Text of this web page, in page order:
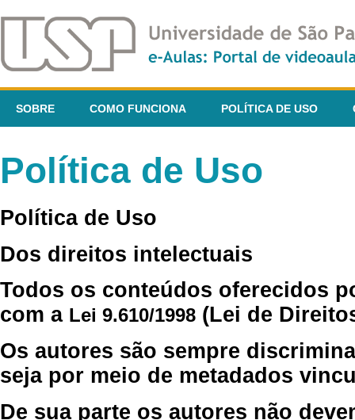
SOBRE COMO FUNCIONA POLÍTICA DE USO
Política de Uso
Política de Uso
Dos direitos intelectuais
Todos os conteúdos oferecidos
com a Lei 9.610/1998 (Lei de
Os autores são sempre
seja por meio de metadados
De sua parte os autores não